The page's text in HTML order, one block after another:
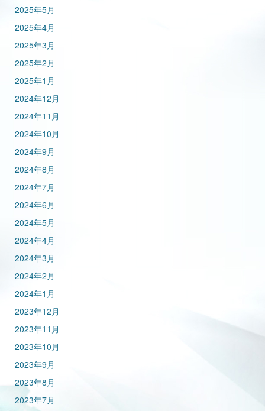
2025年5月
2025年4月
2025年3月
2025年2月
2025年1月
2024年12月
2024年11月
2024年10月
2024年9月
2024年8月
2024年7月
2024年6月
2024年5月
2024年4月
2024年3月
2024年2月
2024年1月
2023年12月
2023年11月
2023年10月
2023年9月
2023年8月
2023年7月